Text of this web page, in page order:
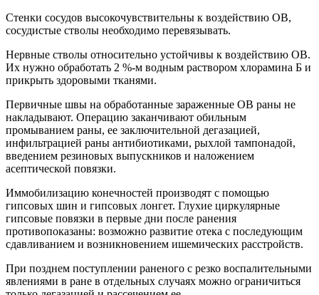
Стенки сосудов высокочувствительны к воздействию ОВ,
сосудистые стволы необходимо перевязывать.
Нервные стволы относительно устойчивы к воздействию ОВ.
Их нужно обработать 2 %-м водным раствором хлорамина Б и
прикрыть здоровыми тканями.
Первичные швы на обработанные зараженные ОВ раны не
накладывают. Операцию заканчивают обильным
промыванием раны, ее заключительной дегазацией,
инфильтрацией раны антибиотиками, рыхлой тампонадой,
введением резиновых выпускников и наложением
асептической повязки.
Иммобилизацию конечностей производят с помощью
гипсовых шин и гипсовых лонгет. Глухие циркулярные
гипсовые повязки в первые дни после ранения
противопоказаны: возможно развитие отека с последующим
сдавливанием и возникновением ишемических расстройств.
При позднем поступлении раненого с резко воспалительными
явлениями в ране в отдельных случаях можно ограничиться